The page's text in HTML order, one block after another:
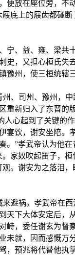
便放在座位旁，
上的屐齿都碰
、益、雍、梁
，又担心桓氏
豫州，使三桓统辖
、司州、豫州，
新归入了东晋
心起到了关键的
饮，谢安坐陪
”孝武帝认为他
家奴吹起笛子，
。谢安为之落泪
避祸。孝武帝在
下大体安定后
峙，委任谢玄为
就，因而感慨
预兆将代替他